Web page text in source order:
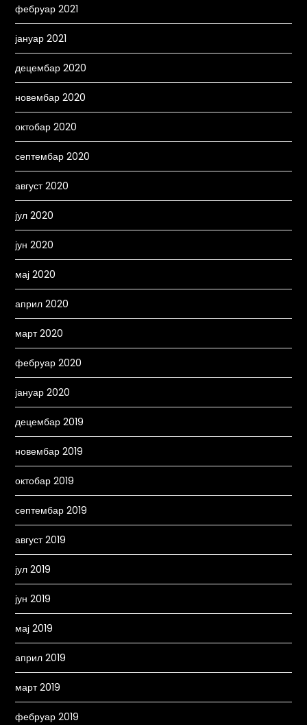
фебруар 2021
јануар 2021
децембар 2020
новембар 2020
октобар 2020
септембар 2020
август 2020
јул 2020
јун 2020
мај 2020
април 2020
март 2020
фебруар 2020
јануар 2020
децембар 2019
новембар 2019
октобар 2019
септембар 2019
август 2019
јул 2019
јун 2019
мај 2019
април 2019
март 2019
фебруар 2019